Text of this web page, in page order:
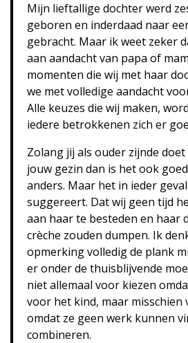
Mijn lieftallige dochter werd
geboren en inderdaad naar
gebracht. Maar ik weet zeker
aan aandacht van papa of
momenten die wij met haar
we met volledige aandacht
Alle keuzes die wij maken,
iedere betrokkenen zich er
Zolang jij als ouder zijnde
jouw gezin dan is het ook
anders. Maar het in ieder
suggereert. Dat wij geen tijd
aan haar te besteden en haar
crèche zouden dumpen. Ik
opmerking volledig de plank
er onder de thuisblijvende
niet allemaal voor kiezen
voor het kind, maar misschien
omdat ze geen werk kunnen
combineren.